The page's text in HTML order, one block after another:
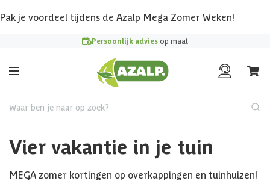
Pak je voordeel tijdens de Azalp Mega Zomer Weken!
Waar ben je naar op zoek?
Vier vakantie in je tuin
MEGA zomer kortingen op overkappingen en tuinhuizen!